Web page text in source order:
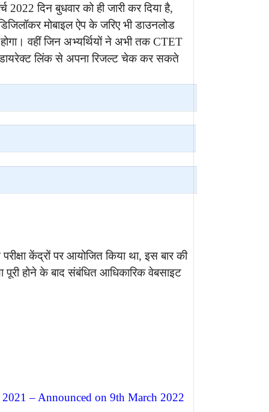
दिन बुधवार को ही जारी कर दिया है,
मोबाइल ऐप के जरिए भी डाउनलोड
वहीं जिन अभ्यर्थियों ने अभी तक CTET
लिंक से अपना रिजल्ट चेक कर सकते
केंद्रों पर आयोजित किया था, इस बार की
होने के बाद संबंधित आधिकारिक वेबसाइट
– Announced on 9th March 2022